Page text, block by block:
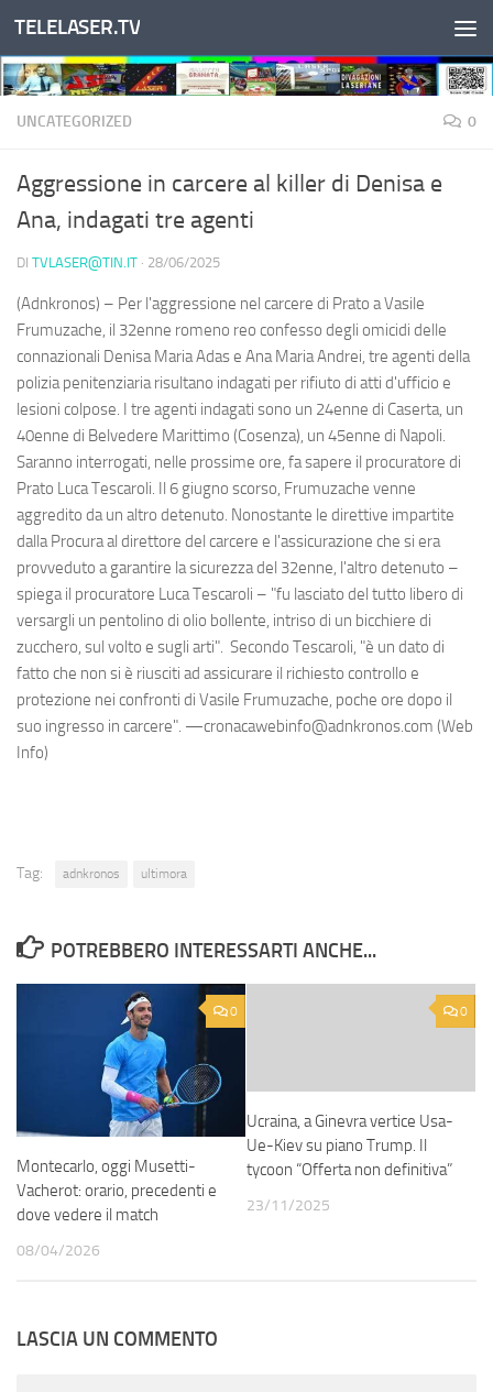
Salta al contenuto
TELELASER.TV
UNCATEGORIZED 0
Aggressione in carcere al killer di Denisa e
Ana, indagati tre agenti
DI TVLASER@TIN.IT · 28/06/2025
(Adnkronos) – Per l'aggressione nel carcere di Prato a Vasile
Frumuzache, il 32enne romeno reo confesso degli omicidi delle
connazionali Denisa Maria Adas e Ana Maria Andrei, tre agenti della
polizia penitenziaria risultano indagati per rifiuto di atti d'ufficio e
lesioni colpose. I tre agenti indagati sono un 24enne di Caserta, un
40enne di Belvedere Marittimo (Cosenza), un 45enne di Napoli.
Saranno interrogati, nelle prossime ore, fa sapere il procuratore di
Prato Luca Tescaroli. Il 6 giugno scorso, Frumuzache venne
aggredito da un altro detenuto. Nonostante le direttive impartite
dalla Procura al direttore del carcere e l'assicurazione che si era
provveduto a garantire la sicurezza del 32enne, l'altro detenuto –
spiega il procuratore Luca Tescaroli – "fu lasciato del tutto libero di
versargli un pentolino di olio bollente, intriso di un bicchiere di
zucchero, sul volto e sugli arti". Secondo Tescaroli, "è un dato di
fatto che non si è riusciti ad assicurare il richiesto controllo e
protezione nei confronti di Vasile Frumuzache, poche ore dopo il
suo ingresso in carcere". —cronacawebinfo@adnkronos.com (Web
Info)
Tag: adnkronos ultimora
POTREBBERO INTERESSARTI ANCHE...
0
Montecarlo, oggi Musetti-
Vacherot: orario, precedenti e
dove vedere il match
08/04/2026
0
Ucraina, a Ginevra vertice Usa-
Ue-Kiev su piano Trump. Il
tycoon “Offerta non definitiva”
23/11/2025
LASCIA UN COMMENTO